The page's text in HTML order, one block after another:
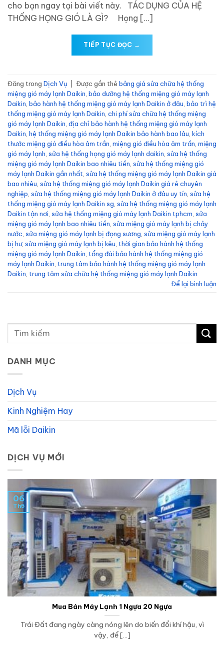
cho bạn ngay tại bài viết này. TÁC DỤNG CỦA HỆ
THỐNG HỌNG GIÓ LÀ GÌ? Họng […]
TIẾP TỤC ĐỌC →
Đăng trong Dịch Vụ Được gắn thẻ bảng giá sửa chữa hệ thống
miệng gió máy lạnh Daikin bảo dưỡng hệ thống miệng gió máy lạnh
Daikin bảo hành hệ thống miệng gió máy lạnh Daikin ở đâu bảo trì hệ
thống miệng gió máy lạnh Daikin chi phí sửa chữa hệ thống miệng
gió máy lạnh Daikin địa chỉ bảo hành hệ thống miệng gió máy lạnh
Daikin hệ thống miệng gió máy lạnh Daikin bảo hành bao lâu kích
thước miệng gió điều hòa âm trần miệng gió điều hòa âm trần miệng
gió máy lạnh sửa hệ thống họng gió máy lạnh daikin sửa hệ thống
miệng gió máy lạnh Daikin bao nhiêu tiền sửa hệ thống miệng gió
máy lạnh Daikin gần nhất sửa hệ thống miệng gió máy lạnh Daikin giá
bao nhiêu sửa hệ thống miệng gió máy lạnh Daikin giá rẻ chuyên
nghiệp sửa hệ thống miệng gió máy lạnh Daikin ở đâu uy tín sửa hệ
thống miệng gió máy lạnh Daikin sg sửa hệ thống miệng gió máy lạnh
Daikin tận nơi sửa hệ thống miệng gió máy lạnh Daikin tphcm sửa
miệng gió máy lạnh bao nhiêu tiền sửa miệng gió máy lạnh bị chảy
nước sửa miệng gió máy lạnh bị đọng sương sửa miệng gió máy lạnh
bị hư, sửa miệng gió máy lạnh bị kêu thời gian bảo hành hệ thống
miệng gió máy lạnh Daikin tổng đài bảo hành hệ thống miệng gió
máy lạnh Daikin trung tâm bảo hành hệ thống miệng gió máy lạnh
Daikin trung tâm sửa chữa hệ thống miệng gió máy lạnh Daikin
Để lại bình luận
DANH MỤC
Dịch Vụ
Kinh Nghiệm Hay
Mã lỗi Daikin
DỊCH VỤ MỚI
Mua Bán Máy Lạnh 1 Ngựa 20 Ngựa
Trái Đất đang ngày càng nóng lên do biến đổi khí hậu, vì
vậy, để [...]
06
Th5